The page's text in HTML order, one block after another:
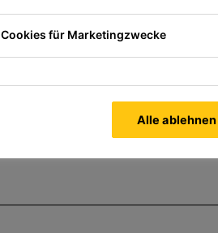
Cookies für Marketingzwecke
Alle ablehnen